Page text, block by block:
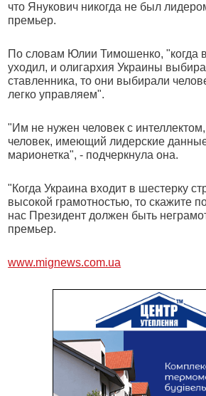
что Янукович никогда не был
премьер.
По словам Юлии Тимошенко, "когда
уходил, и олигархия Украины
ставленника, то они выбирали
легко управляем".
"Им не нужен человек с
человек, имеющий лидерские
марионетка", - подчеркнула она.
"Когда Украина входит в шестерку
высокой грамотностью, то скажите
нас Президент должен быть
премьер.
www.mignews.com.ua